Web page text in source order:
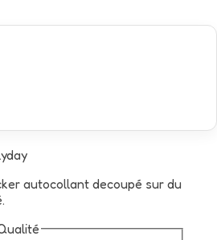
autocollant decoupé sur du